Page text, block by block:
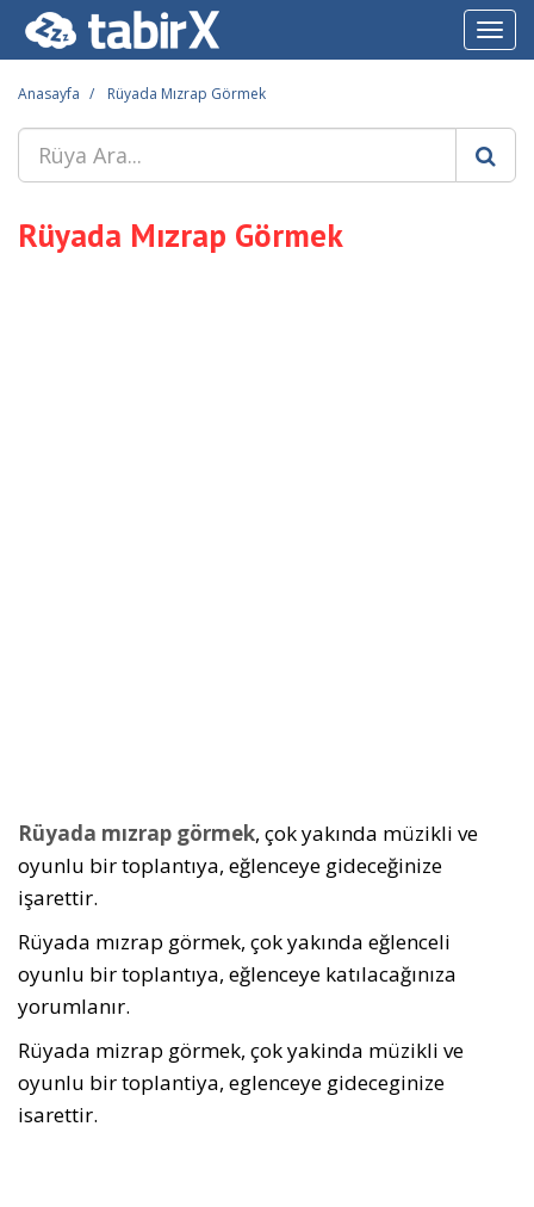
Anasayfa Rüyada Mızrap Görmek
Rüyada Mızrap Görmek
Rüyada mızrap görmek, çok yakında müzikli ve
oyunlu bir toplantıya, eğlenceye gideceğinize
işarettir.
Rüyada mızrap görmek, çok yakında eğlenceli
oyunlu bir toplantıya, eğlenceye katılacağınıza
yorumlanır.
Rüyada mizrap görmek, çok yakinda müzikli ve
oyunlu bir toplantiya, eglenceye gideceginize
isarettir.